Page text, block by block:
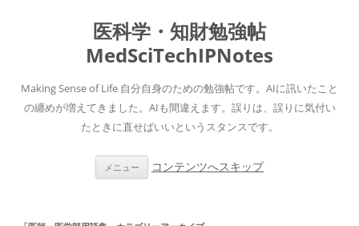
医科学・知財勉強帖
MedSciTechIPNotes
Making Sense of Life 自分自身のための勉強帖です。AIに訊いたこと
の纏めが増えてきました。AIも間違えます。誤りは、誤りに気付い
たときに直せばいいというスタンスです。
メニュー コンテンツへスキップ